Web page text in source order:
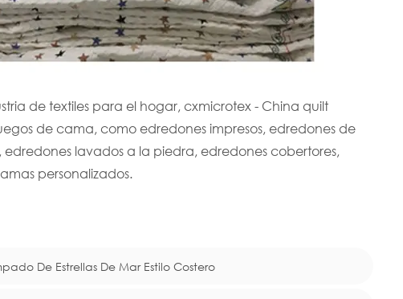
de textiles para el hogar, cxmicrotex - China quilt
de cama, como edredones impresos, edredones de
lavados a la piedra, edredones cobertores,
personalizados.
De Estrellas De Mar Estilo Costero